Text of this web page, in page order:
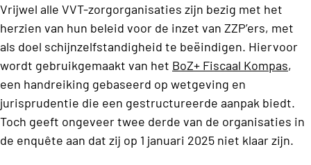
Vrijwel alle VVT-zorgorganisaties zijn bezig met het
herzien van hun beleid voor de inzet van ZZP’ers, met
als doel schijnzelfstandigheid te beëindigen. Hiervoor
wordt gebruikgemaakt van het BoZ+ Fiscaal Kompas,
een handreiking gebaseerd op wetgeving en
jurisprudentie die een gestructureerde aanpak biedt.
Toch geeft ongeveer twee derde van de organisaties in
de enquête aan dat zij op 1 januari 2025 niet klaar zijn.